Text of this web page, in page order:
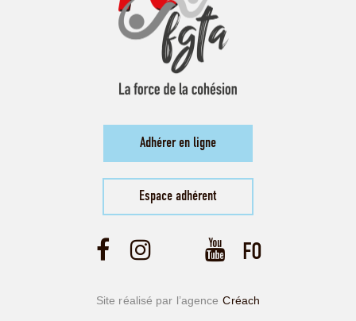
Adhérer en ligne
Espace adhérent
Site réalisé par l’agence Créach